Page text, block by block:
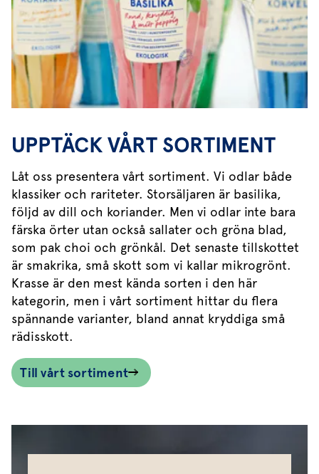
UPPTÄCK VÅRT SORTIMENT
Låt oss presentera vårt sortiment. Vi odlar både
klassiker och rariteter. Storsäljaren är basilika,
följd av dill och koriander. Men vi odlar inte bara
färska örter utan också sallater och gröna blad,
som pak choi och grönkål. Det senaste tillskottet
är smakrika, små skott som vi kallar mikrogrönt.
Krasse är den mest kända sorten i den här
kategorin, men i vårt sortiment hittar du flera
spännande varianter, bland annat kryddiga små
rädisskott.
Till vårt sortiment